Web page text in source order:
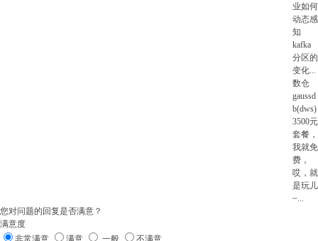
业如何
动态感
知
kafka
分区的
变化...
数仓
gaussd
b(dws)
3500元
套餐，
我就免
费，
哎，就
是玩儿
~...
您对问题的回复是否满意？
满意度